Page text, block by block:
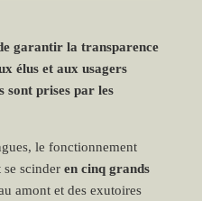
garantir la transparence
élus et aux usagers
sont prises par les
le fonctionnement
scinderen cinq grands
amont et des exutoires